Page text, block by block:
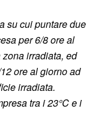
su cui puntare due
per 6/8 ore al
irradiata, ed
ore al giorno ad
irradiata.
tra i 23°C e i